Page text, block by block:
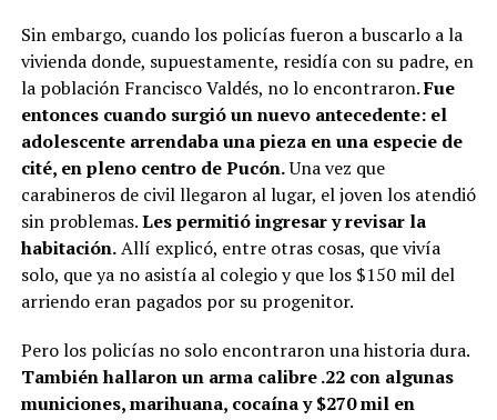
Sin embargo, cuando los policías fueron a buscarlo a la
vivienda donde, supuestamente, residía con su padre, en
la población Francisco Valdés, no lo encontraron.Fue
entonces cuando surgió un nuevo antecedente: el
adolescente arrendaba una pieza en una especie de
cité, en pleno centro de Pucón.Una vez que
carabineros de civil llegaron al lugar, el joven los atendió
sin problemas.Les permitió ingresar y revisar la
habitación.Allí explicó, entre otras cosas, que vivía
solo, que ya no asistía al colegio y que los $150 mil del
arriendo eran pagados por su progenitor.
Pero los policías no solo encontraron una historia dura.
También hallaron un arma calibre .22 con algunas
municiones, marihuana, cocaína y $270 mil en